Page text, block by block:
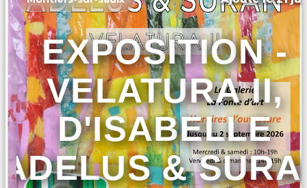
EXPOSITION -
VELATURA II,
D'ISABELLE
ADELUS &